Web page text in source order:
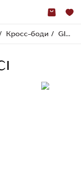
Кросс-боди GIRONACCI